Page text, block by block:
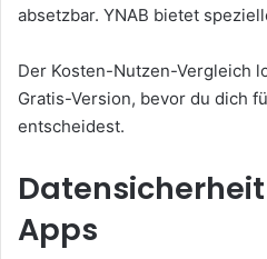
absetzbar. YNAB bietet
Der Kosten-Nutzen-Vergleich
Gratis-Version, bevor du dich
entscheidest.
Apps